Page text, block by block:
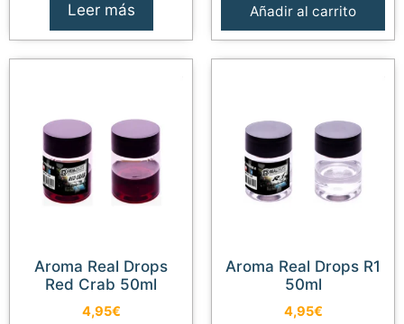
Leer más Añadir al carrito
Aroma Real Drops
Red Crab 50ml
4,95€
Aroma Real Drops R1
50ml
4,95€